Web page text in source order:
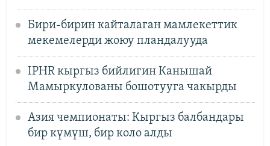
Бири-бирин кайталаган мамлекеттик
мекемелерди жоюу пландалууда
IPHR кыргыз бийлигин Канышай
Мамыркулованы бошотууга чакырды
Азия чемпионаты: Кыргыз балбандары
бир күмүш, бир коло алды